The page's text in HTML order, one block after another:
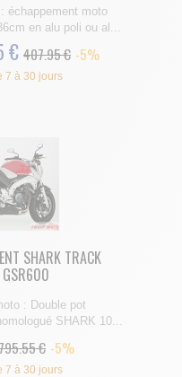
échappement moto
en alu poli ou al...
€ 407.95 € -5%
7 à 30 jours
SHARK TRACK
: Double pot
SHARK 10...
€ -5%
7 à 30 jours
de poursuivre nos